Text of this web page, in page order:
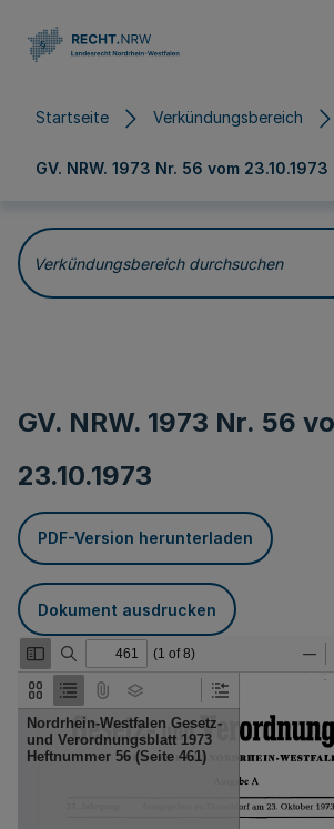
Startseite Verkündungsbereich
GV. NRW. 1973 Nr. 56 vom 23.10.1973
Verkündungsbereich durchsuchen
GV. NRW. 1973 Nr. 56
23.10.1973
PDF-Version herunterladen
Dokument ausdrucken